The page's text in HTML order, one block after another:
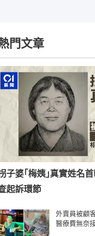
門文章
子婆｢梅姨｣真實姓名
起訴環節
外賣員被顧
醫療費無奈